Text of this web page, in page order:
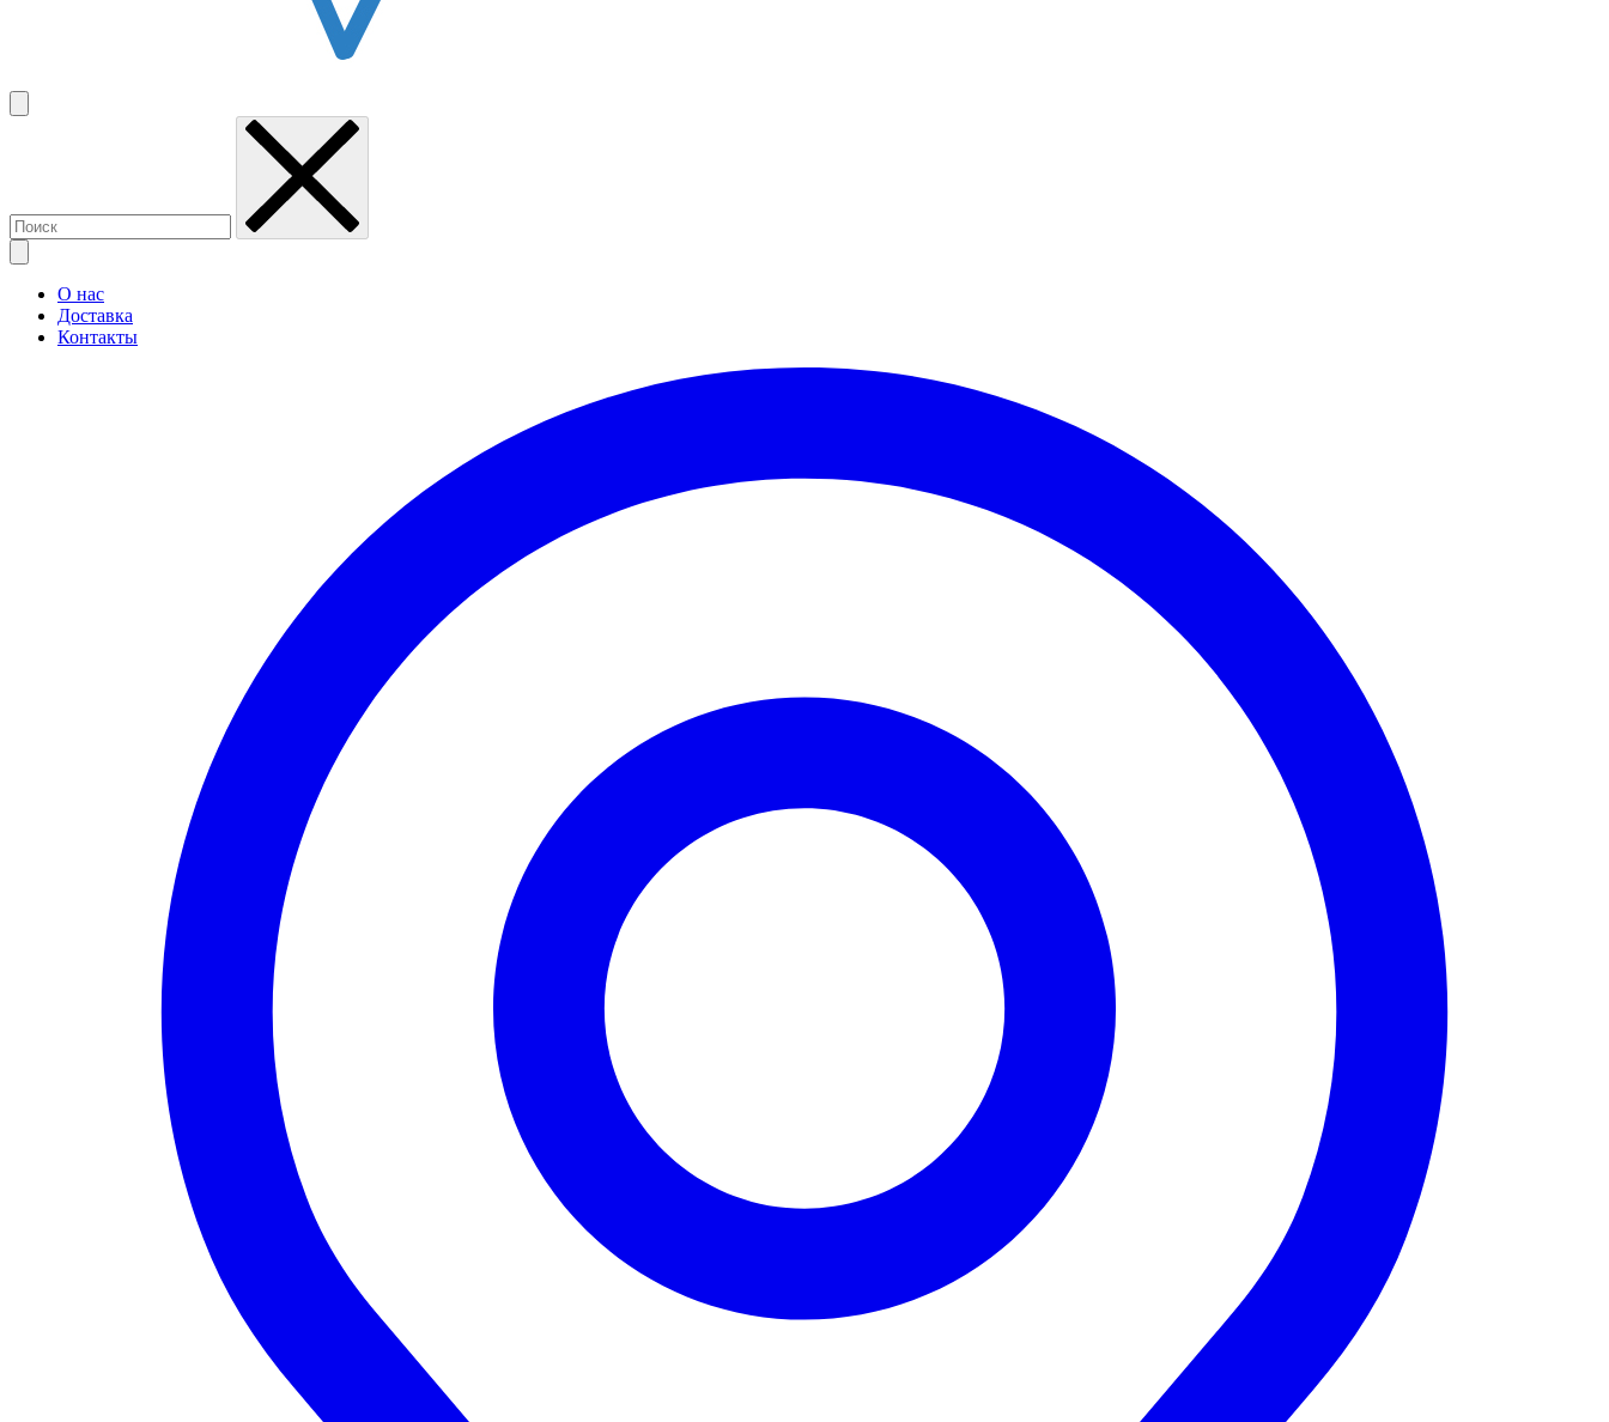
О нас
Доставка
Контакты